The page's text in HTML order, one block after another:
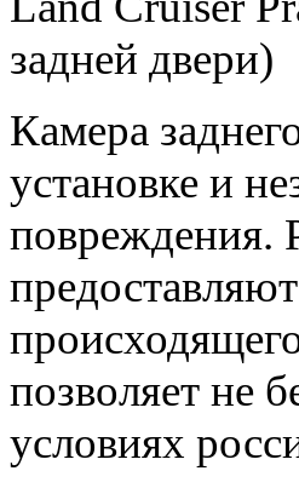
задней двери)
Камера
установке и
повреждения.
позволяет не
условиях